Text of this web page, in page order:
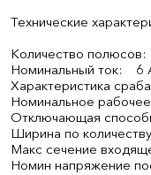
Технические
Количество
Номинальный ток: 6
Характеристика
Номинальное
Отключающая
Ширина по
Макс сечение
Номин напряжение